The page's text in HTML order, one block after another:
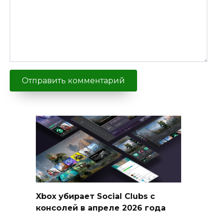
Xbox убирает Social Clubs с
консолей в апреле 2026 года